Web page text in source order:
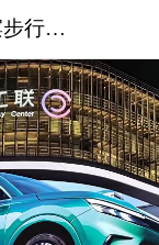
杭州市上城区延安路与湖滨步行街（原平海路）交叉口西湖天幕